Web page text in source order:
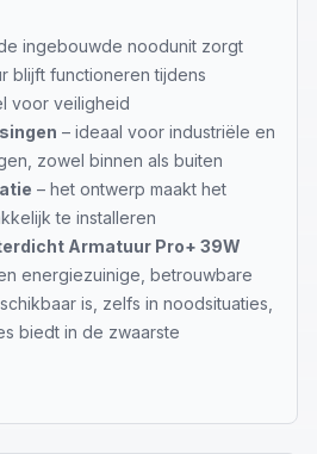
ingebouwde noodunit zorgt
blijft functioneren tijdens
voor veiligheid
– ideaal voor industriële en
zowel binnen als buiten
– het ontwerp maakt het
te installeren
Armatuur Pro+ 39W
energiezuinige, betrouwbare
is, zelfs in noodsituaties,
biedt in de zwaarste